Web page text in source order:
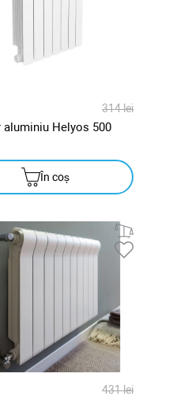
314 lei
aluminiu Helyos 500
În coș
431 lei